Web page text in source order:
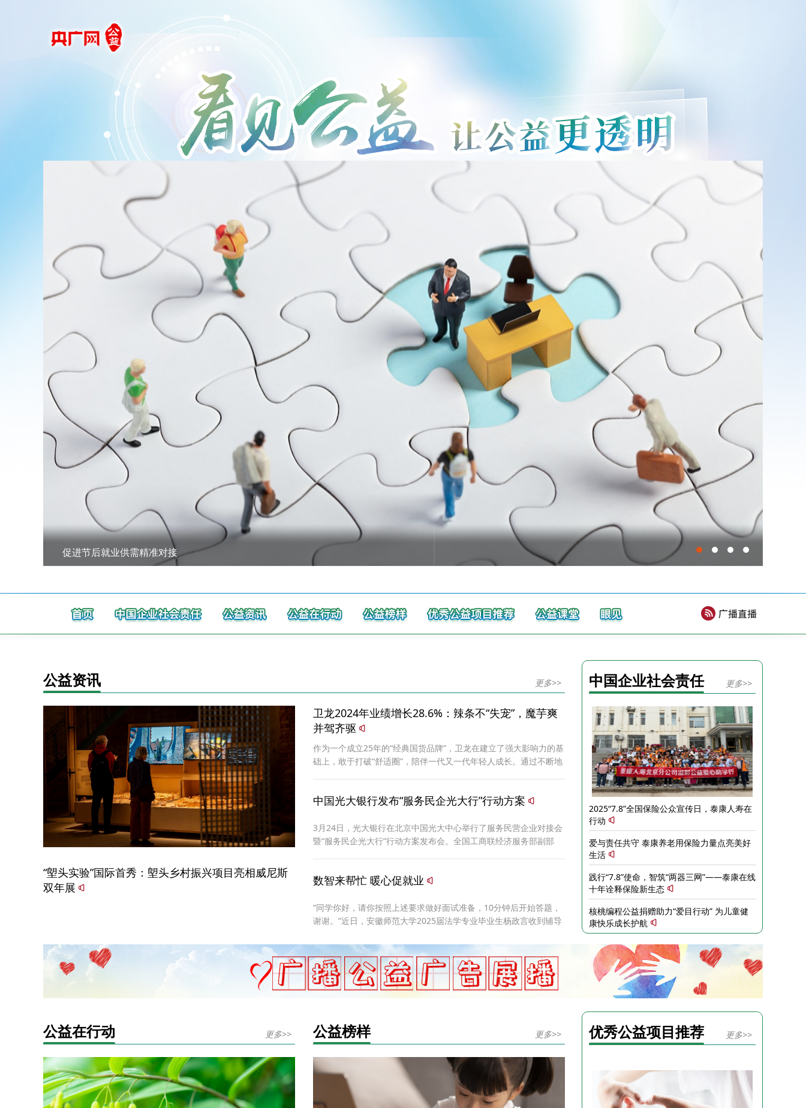
促进节后就业供需精准对接
公益资讯 更多>>
“塱头实验”国际首秀：塱头乡村振兴项目亮相威尼斯
双年展
卫龙2024年业绩增长28.6%：辣条不“失宠”，魔芋爽
并驾齐驱
作为一个成立25年的“经典国货品牌”，卫龙在建立了强大影响力的基
础上，敢于打破“舒适圈”，陪伴一代又一代年轻人成长。通过不断地
中国光大银行发布“服务民企光大行”行动方案
3月24日，光大银行在北京中国光大中心举行了服务民营企业对接会
暨“服务民企光大行”行动方案发布会。全国工商联经济服务部副部
数智来帮忙 暖心促就业
“同学你好，请你按照上述要求做好面试准备，10分钟后开始答题，
谢谢。”近日，安徽师范大学2025届法学专业毕业生杨政言收到辅导
寒假，安徽师范大学利用信息化手段积极开展“寒假促就业暖心行
动”，2025届8300余名本科生均可免费使用AI面试系统进行模拟面
试。”“利用信息化手段为毕业生提供更多、更优、更精准的就业服
务，确保‘就业暖心行动’提质增效，全力促进毕业生更高质量就业。
中国企业社会责任 更多>>
2025“7.8”全国保险公众宣传日，泰康人寿在
行动
爱与责任共守 泰康养老用保险力量点亮美好
生活
践行“7.8”使命，智筑“两器三网”——泰康在线
十年诠释保险新生态
核桃编程公益捐赠助力“爱目行动” 为儿童健
康快乐成长护航
公益在行动 更多>> 公益榜样 更多>> 优秀公益项目推荐 更多>>